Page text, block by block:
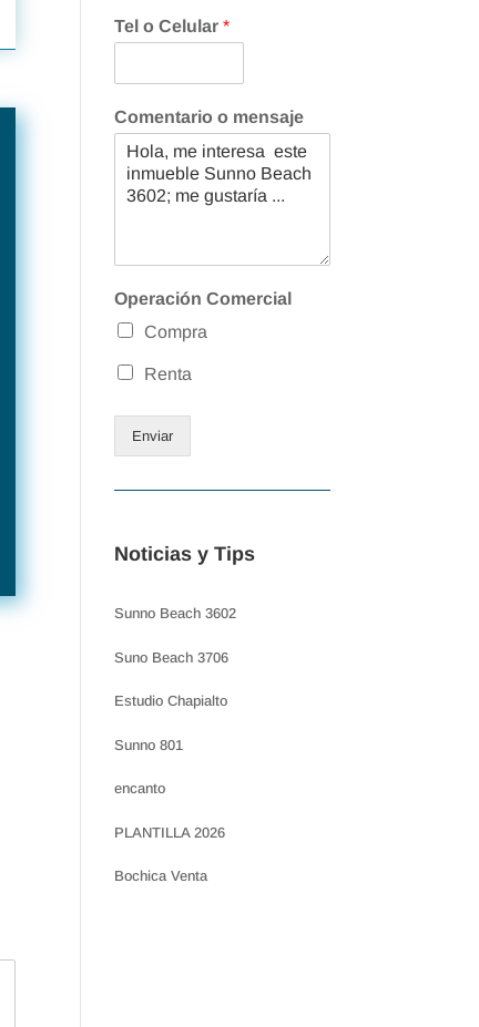
Tel o Celular*
Comentario o mensaje
Operación Comercial
Compra
Renta
Enviar
Noticias y Tips
Sunno Beach 3602
Suno Beach 3706
Estudio Chapialto
Sunno 801
encanto
PLANTILLA 2026
Bochica Venta